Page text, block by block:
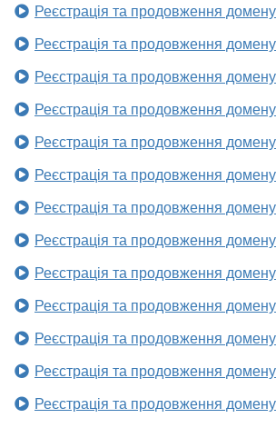
Реєстрація та продовження домену
Реєстрація та продовження домену
Реєстрація та продовження домену
Реєстрація та продовження домену
Реєстрація та продовження домену
Реєстрація та продовження домену
Реєстрація та продовження домену
Реєстрація та продовження домену
Реєстрація та продовження домену
Реєстрація та продовження домену
Реєстрація та продовження домену
Реєстрація та продовження домену
Реєстрація та продовження домену